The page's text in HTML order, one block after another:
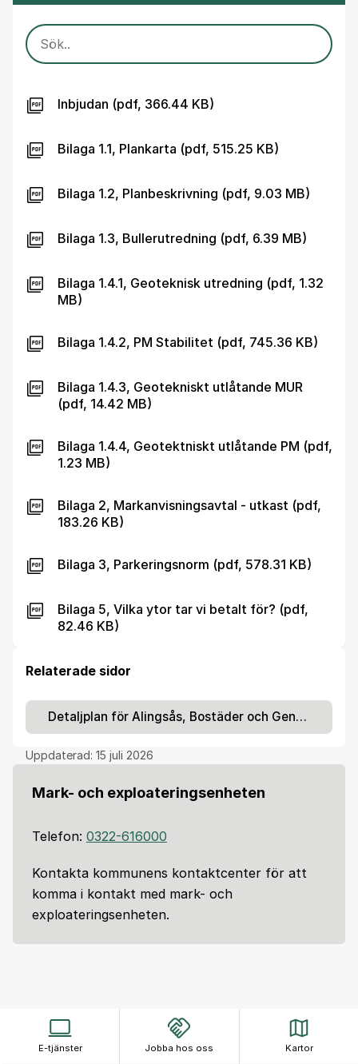
SÖK
Inbjudan (pdf, 366.44 KB)
Bilaga 1.1, Plankarta (pdf, 515.25 KB)
Bilaga 1.2, Planbeskrivning (pdf, 9.03 MB)
Bilaga 1.3, Bullerutredning (pdf, 6.39 MB)
Bilaga 1.4.1, Geoteknisk utredning (pdf, 1.32
MB)
Bilaga 1.4.2, PM Stabilitet (pdf, 745.36 KB)
Bilaga 1.4.3, Geotekniskt utlåtande MUR
(pdf, 14.42 MB)
Bilaga 1.4.4, Geotektniskt utlåtande PM (pdf,
1.23 MB)
Bilaga 2, Markanvisningsavtal - utkast (pdf,
183.26 KB)
Bilaga 3, Parkeringsnorm (pdf, 578.31 KB)
Bilaga 5, Vilka ytor tar vi betalt för? (pdf,
82.46 KB)
Relaterade sidor
Detaljplan för Alingsås, Bostäder och Genomfartsgata vid Kavlås äng
Uppdaterad: 15 juli 2026
Mark- och exploateringsenheten
Telefon: 0322-616000
Kontakta kommunens kontaktcenter för att
komma i kontakt med mark- och
exploateringsenheten.
E-tjänster Jobba hos oss Kartor